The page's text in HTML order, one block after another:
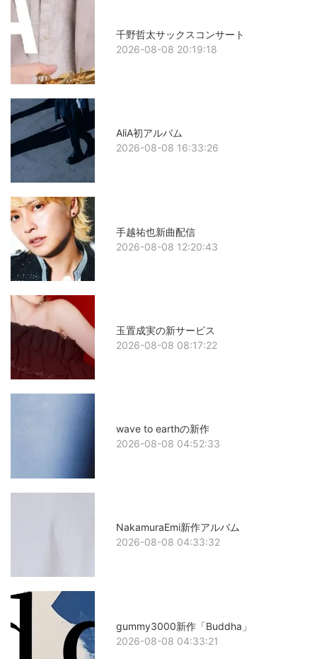
千野哲太サックスコンサート
2026-08-08 20:19:18
AliA初アルバム
2026-08-08 16:33:26
手越祐也新曲配信
2026-08-08 12:20:43
玉置成実の新サービス
2026-08-08 08:17:22
wave to earthの新作
2026-08-08 04:52:33
NakamuraEmi新作アルバム
2026-08-08 04:33:32
gummy3000新作「Buddha」
2026-08-08 04:33:21